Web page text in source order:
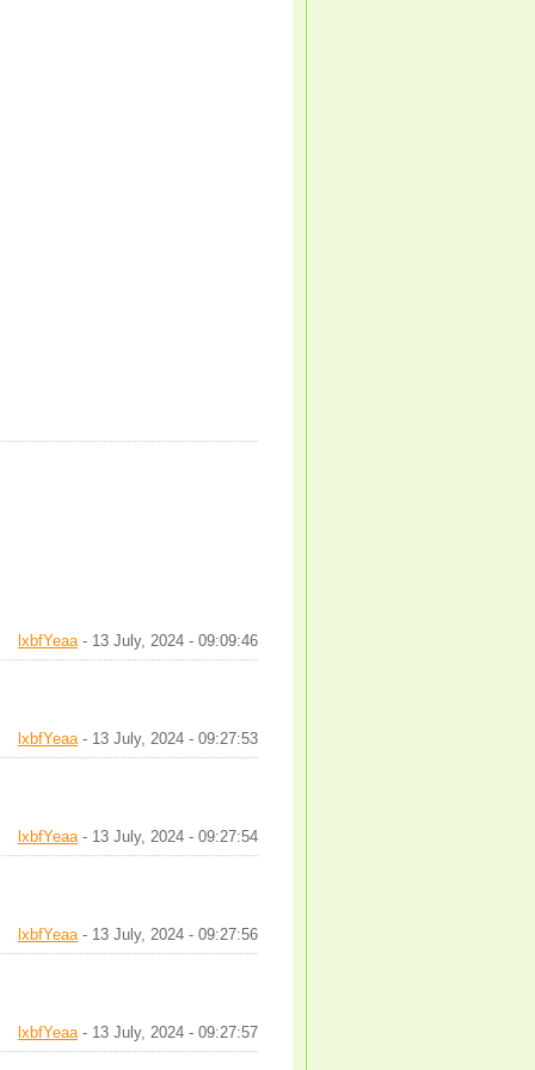
lxbfYeaa- 13 July, 2024 - 09:09:46
lxbfYeaa- 13 July, 2024 - 09:27:53
lxbfYeaa- 13 July, 2024 - 09:27:54
lxbfYeaa- 13 July, 2024 - 09:27:56
lxbfYeaa- 13 July, 2024 - 09:27:57